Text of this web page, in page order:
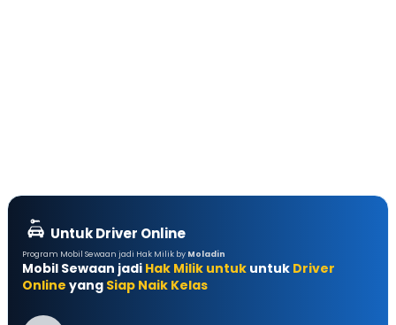
Untuk Driver Online
Program Mobil Sewaan jadi Hak Milik by Moladin
Mobil Sewaan jadi Hak Milik untuk untuk Driver
Online yang Siap Naik Kelas